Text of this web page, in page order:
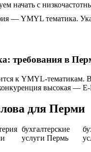
начать с
— YMYL тематика.
требования в
к YMYL-
высокая —
для Перми
бухгалтерские
услуги Пермь